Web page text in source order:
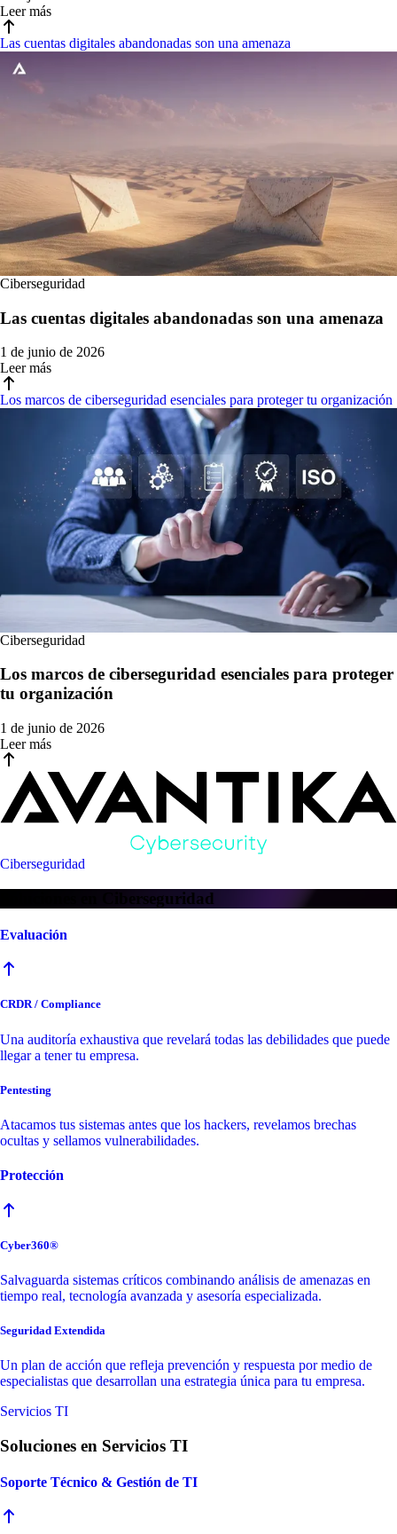
Ciberseguridad
Soluciones en Ciberseguridad
Evaluación
CRDR / Compliance
Una auditoría exhaustiva que revelará todas las debilidades que puede
llegar a tener tu empresa.
Pentesting
Atacamos tus sistemas antes que los hackers, revelamos brechas
ocultas y sellamos vulnerabilidades.
Protección
Cyber360®
Salvaguarda sistemas críticos combinando análisis de amenazas en
tiempo real, tecnología avanzada y asesoría especializada.
Seguridad Extendida
Un plan de acción que refleja prevención y respuesta por medio de
especialistas que desarrollan una estrategia única para tu empresa.
Servicios TI
Soluciones en Servicios TI
Soporte Técnico & Gestión de TI
Leer más
Las cuentas digitales abandonadas son una amenaza
Ciberseguridad
Las cuentas digitales abandonadas son una amenaza
1 de junio de 2026
Leer más
Los marcos de ciberseguridad esenciales para proteger tu organización
Ciberseguridad
Los marcos de ciberseguridad esenciales para proteger
tu organización
1 de junio de 2026
Leer más